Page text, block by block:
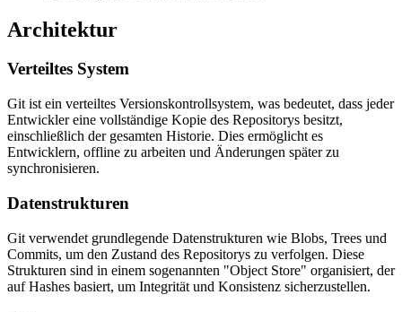
Architektur
Verteiltes System
Git ist ein verteiltes Versionskontrollsystem, was bedeutet, dass jeder
Entwickler eine vollständige Kopie des Repositorys besitzt,
einschließlich der gesamten Historie. Dies ermöglicht es
Entwicklern, offline zu arbeiten und Änderungen später zu
synchronisieren.
Datenstrukturen
Git verwendet grundlegende Datenstrukturen wie Blobs, Trees und
Commits, um den Zustand des Repositorys zu verfolgen. Diese
Strukturen sind in einem sogenannten "Object Store" organisiert, der
auf Hashes basiert, um Integrität und Konsistenz sicherzustellen.